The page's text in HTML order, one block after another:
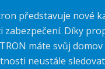
představuje nové
Díky
máte svůj
neustále